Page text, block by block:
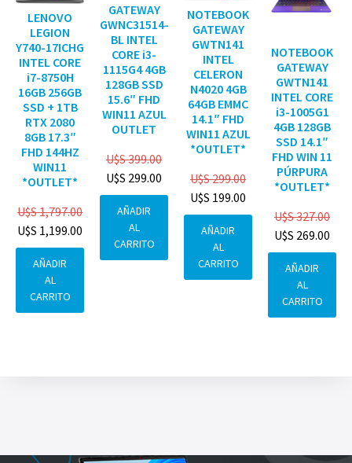
LENOVO
LEGION
Y740-17ICHG
INTEL CORE
i7-8750H
16GB 256GB
SSD + 1TB
RTX 2080
8GB 17.3″
FHD 144HZ
WIN11
*OUTLET*
U$S1,797.00
U$S 1,199.00
AÑADIR
AL
CARRITO
GATEWAY
GWNC31514-
BL INTEL
CORE i3-
1115G4 4GB
128GB SSD
15.6″ FHD
WIN11 AZUL
OUTLET
U$S399.00
U$S 299.00
AÑADIR
AL
CARRITO
NOTEBOOK
GATEWAY
GWTN141
INTEL
CELERON
N4020 4GB
64GB EMMC
14.1″ FHD
WIN11 AZUL
*OUTLET*
U$S299.00
U$S 199.00
AÑADIR
AL
CARRITO
NOTEBOOK
GATEWAY
GWTN141
INTEL CORE
i3-1005G1
4GB 128GB
SSD 14.1″
FHD WIN 11
PÚRPURA
*OUTLET*
U$S327.00
U$S 269.00
AÑADIR
AL
CARRITO